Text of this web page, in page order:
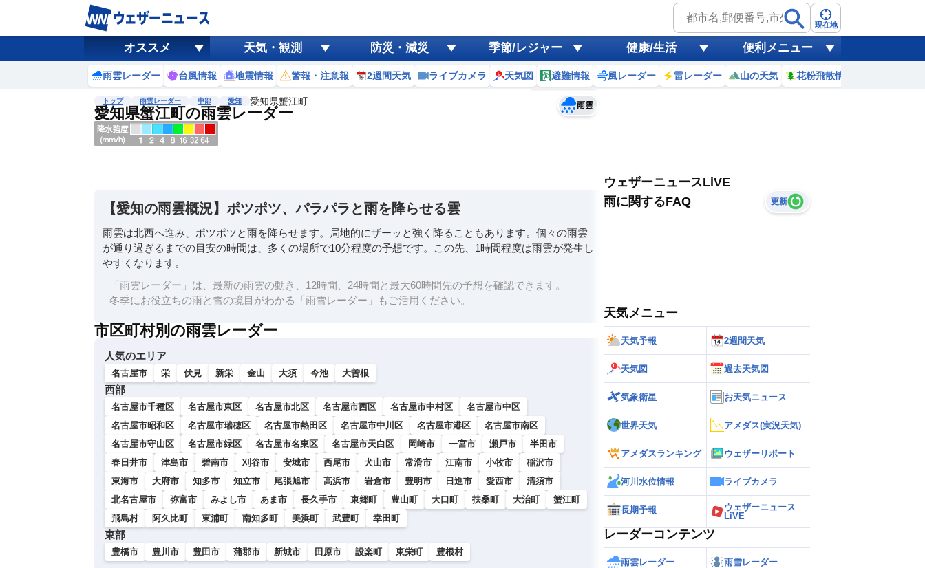
現在地
オススメ 天気・観測 防災・減災 季節/レジャー 健康/生活 便利メニュー
雨雲レーダー 台風情報 地震情報 警報・注意報 2週間天気 ライブカメラ 天気図 避難情報 風レーダー 雷レーダー 山の天気 花粉飛散情報
トップ 雨雲レーダー 中部 愛知 愛知県蟹江町
愛知県蟹江町の雨雲レーダー 雨雲
予報士コメント
黄砂
天気 台風
【愛知の雨雲概況】ポツポツ、パラパラと雨を降らせる雲
雨雲は北西へ進み、ポツポツと雨を降らせます。局地的にザーッと強く降ることもあります。個々の雨雲
が通り過ぎるまでの目安の時間は、多くの場所で10分程度の予想です。この先、1時間程度は雨雲が発生し
やすくなります。
「雨雲レーダー」は、最新の雨雲の動き、12時間、24時間と最大60時間先の予想を確認できます。
冬季にお役立ちの雨と雪の境目がわかる「雨雪レーダー」もご活用ください。
市区町村別の雨雲レーダー
人気のエリア
名古屋市 栄 伏見 新栄 金山 大須 今池 大曽根
西部
名古屋市千種区 名古屋市東区 名古屋市北区 名古屋市西区 名古屋市中村区
名古屋市中区
名古屋市昭和区
名古屋市瑞穂区 名古屋市熱田区 名古屋市中川区 名古屋市港区
名古屋市南区
名古屋市守山区
名古屋市緑区 名古屋市名東区 名古屋市天白区 岡崎市 一宮市 瀬戸市
半田市
春日井市
津島市 碧南市 刈谷市 安城市 西尾市 犬山市 常滑市 江南市 小牧市
稲沢市
東海市
大府市 知多市 知立市 尾張旭市 高浜市 岩倉市 豊明市 日進市 愛西市
清須市
北名古屋市
弥富市 みよし市 あま市 長久手市 東郷町 豊山町 大口町 扶桑町 大治町
蟹江町
飛島村
阿久比町 東浦町 南知多町 美浜町 武豊町 幸田町
東部
豊橋市 豊川市 豊田市 蒲郡市 新城市 田原市 設楽町 東栄町 豊根村
ウェザーニュースLiVE
雨に関するFAQ
更新
天気メニュー
天気予報 2週間天気
天気図 過去天気図
気象衛星 お天気ニュース
世界天気 アメダス(実況天気)
アメダスランキング ウェザーリポート
河川水位情報 ライブカメラ
長期予報
ウェザーニュース
LiVE
レーダーコンテンツ
雨雲レーダー 雨雪レーダー